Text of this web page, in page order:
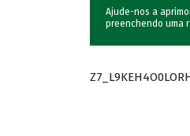
Ajude-nos a
preenchendo uma